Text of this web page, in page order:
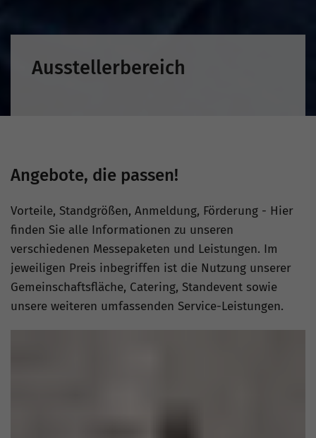
Ausstellerbereich
Angebote, die passen!
Vorteile, Standgrößen, Anmeldung, Förderung - Hier
finden Sie alle Informationen zu unseren
verschiedenen Messepaketen und Leistungen. Im
jeweiligen Preis inbegriffen ist die Nutzung unserer
Gemeinschaftsfläche, Catering, Standevent sowie
unsere weiteren umfassenden Service-Leistungen.